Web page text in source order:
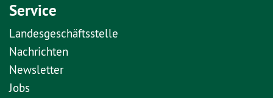
Service
Landesgeschäftsstelle
Nachrichten
Newsletter
Jobs